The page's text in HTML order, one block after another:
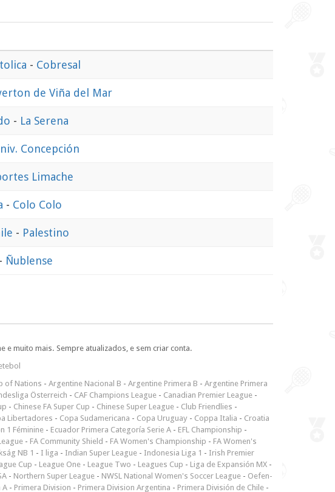
- Cobresal
de Viña del Mar
- La Serena
Concepción
Limache
- Colo Colo
- Palestino
- Ñublense
muito mais. Sempre atualizados, e sem criar conta.
of Nations - Argentine Nacional B - Argentine Primera B - Argentine Primera
Österreich - CAF Champions League - Canadian Premier League -
- Chinese FA Super Cup - Chinese Super League - Club Friendlies -
Libertadores - Copa Sudamericana - Copa Uruguay - Coppa Italia - Croatia
1 Féminine - Ecuador Primera Categoría Serie A - EFL Championship -
- FA Community Shield - FA Women's Championship - FA Women's
NB 1 - I liga - Indian Super League - Indonesia Liga 1 - Irish Premier
Cup - League One - League Two - Leagues Cup - Liga de Expansión MX -
- Northern Super League - NWSL National Women's Soccer League - Oefen-
A - Primera Division - Primera Division Argentina - Primera División de Chile -